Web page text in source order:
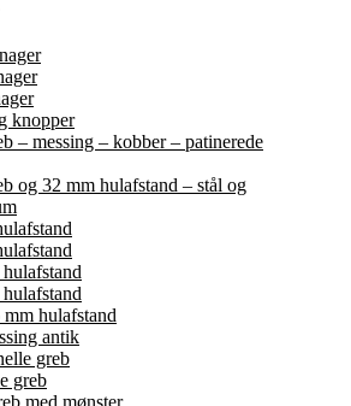
knopper
– messing – kobber – patinerede
og 32 mm hulafstand – stål og
hulafstand
antik
greb
greb
med mønster